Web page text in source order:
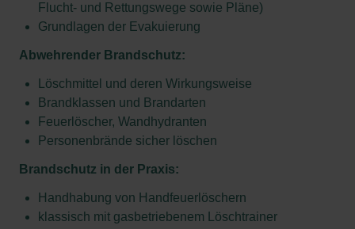
Flucht- und Rettungswege sowie Pläne)
Grundlagen der Evakuierung
Abwehrender Brandschutz:
Löschmittel und deren Wirkungsweise
Brandklassen und Brandarten
Feuerlöscher, Wandhydranten
Personenbrände sicher löschen
Brandschutz in der Praxis:
Handhabung von Handfeuerlöschern
klassisch mit gasbetriebenem Löschtrainer